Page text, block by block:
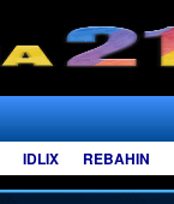
IDLIX REBAHIN